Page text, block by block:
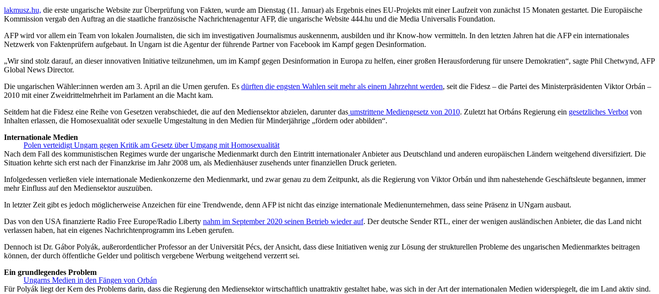
lakmusz.hu, die erste ungarische Website zur Überprüfung von Fakten, wurde am Dienstag (11. Januar) als Ergebnis eines EU-Projekts mit einer Laufzeit von zunächst 15 Monaten gestartet. Die Europäische
Kommission vergab den Auftrag an die staatliche französische Nachrichtenagentur AFP, die ungarische Website 444.hu und die Media Universalis Foundation.
AFP wird vor allem ein Team von lokalen Journalisten, die sich im investigativen Journalismus auskennenm, ausbilden und ihr Know-how vermitteln. In den letzten Jahren hat die AFP ein internationales
Netzwerk von Faktenprüfern aufgebaut. In Ungarn ist die Agentur der führende Partner von Facebook im Kampf gegen Desinformation.
„Wir sind stolz darauf, an dieser innovativen Initiative teilzunehmen, um im Kampf gegen Desinformation in Europa zu helfen, einer großen Herausforderung für unsere Demokratien“, sagte Phil Chetwynd, AFP
Global News Director.
Die ungarischen Wähler:innen werden am 3. April an die Urnen gerufen. Es dürften die engsten Wahlen seit mehr als einem Jahrzehnt werden, seit die Fidesz – die Partei des Ministerpräsidenten Viktor Orbán –
2010 mit einer Zweidrittelmehrheit im Parlament an die Macht kam.
Seitdem hat die Fidesz eine Reihe von Gesetzen verabschiedet, die auf den Mediensektor abzielen, darunter das umstrittene Mediengesetz von 2010. Zuletzt hat Orbáns Regierung ein gesetzliches Verbot von
Inhalten erlassen, die Homosexualität oder sexuelle Umgestaltung in den Medien für Minderjährige „fördern oder abbilden“.
Polen verteidigt Ungarn gegen Kritik am Gesetz über Umgang mit Homosexualität
Internationale Medien
Nach dem Fall des kommunistischen Regimes wurde der ungarische Medienmarkt durch den Eintritt internationaler Anbieter aus Deutschland und anderen europäischen Ländern weitgehend diversifiziert. Die
Situation kehrte sich erst nach der Finanzkrise im Jahr 2008 um, als Medienhäuser zusehends unter finanziellen Druck gerieten.
Infolgedessen verließen viele internationale Medienkonzerne den Medienmarkt, und zwar genau zu dem Zeitpunkt, als die Regierung von Viktor Orbán und ihm nahestehende Geschäftsleute begannen, immer
mehr Einfluss auf den Mediensektor auszuüben.
In letzter Zeit gibt es jedoch möglicherweise Anzeichen für eine Trendwende, denn AFP ist nicht das einzige internationale Medienunternehmen, dass seine Präsenz in UNgarn ausbaut.
Das von den USA finanzierte Radio Free Europe/Radio Liberty nahm im September 2020 seinen Betrieb wieder auf. Der deutsche Sender RTL, einer der wenigen ausländischen Anbieter, die das Land nicht
verlassen haben, hat ein eigenes Nachrichtenprogramm ins Leben gerufen.
Dennoch ist Dr. Gábor Polyák, außerordentlicher Professor an der Universität Pécs, der Ansicht, dass diese Initiativen wenig zur Lösung der strukturellen Probleme des ungarischen Medienmarktes beitragen
können, der durch öffentliche Gelder und politisch vergebene Werbung weitgehend verzerrt sei.
Ungarns Medien in den Fängen von Orbán
Ein grundlegendes Problem
Für Polyák liegt der Kern des Problems darin, dass die Regierung den Mediensektor wirtschaftlich unattraktiv gestaltet habe, was sich in der Art der internationalen Medien widerspiegelt, die im Land aktiv sind.